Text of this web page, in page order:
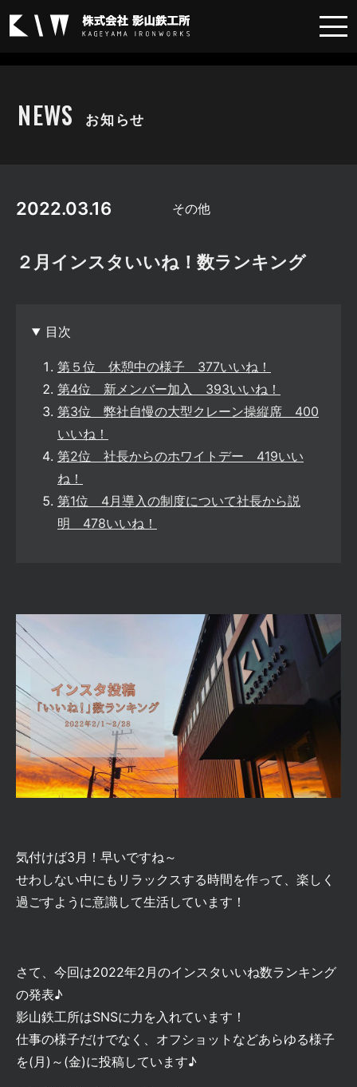
NEWS お知らせ
2022.03.16 その他
２月インスタいいね！数ランキング
目次
第５位 休憩中の様子 377いいね！
第4位 新メンバー加入 393いいね！
第3位 弊社自慢の大型クレーン操縦席 400
いいね！
第2位 社長からのホワイトデー 419いい
ね！
第1位 4月導入の制度について社長から説
明 478いいね！
気付けば3月！早いですね～
せわしない中にもリラックスする時間を作って、楽しく
過ごすように意識して生活しています！
さて、今回は2022年2月のインスタいいね数ランキング
の発表♪
影山鉄工所はSNSに力を入れています！
仕事の様子だけでなく、オフショットなどあらゆる様子
を(月)～(金)に投稿しています♪